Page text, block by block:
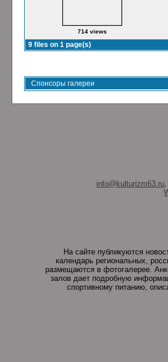
714 views
9 files on 1 page(s)
Спонсоры галереи
info@kulturizm63.ru
На сайте публикуются
календарь региональных,
размещаются в фотогалерее.
залов дает подробную
спортивному питанию,